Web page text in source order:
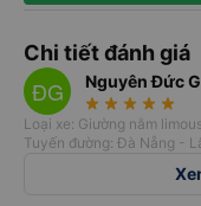
Chi tiết đánh giá
ĐG Nguyên Đức
star_rate star_rate star_rate star_rate star_rate
Loại xe: Giường nằm
Tuyến đường: Đà Nẵng -